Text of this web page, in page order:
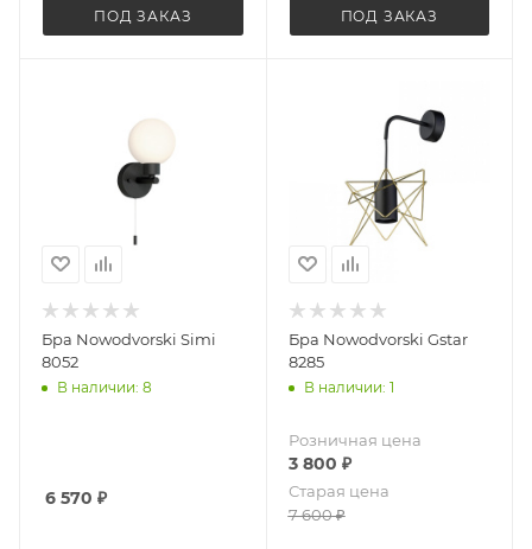
ПОД ЗАКАЗ ПОД ЗАКАЗ
Бра Nowodvorski Simi
8052
В наличии: 8
6 570 ₽
Бра Nowodvorski Gstar
8285
В наличии: 1
Розничная цена
3 800 ₽
Старая цена
7 600₽